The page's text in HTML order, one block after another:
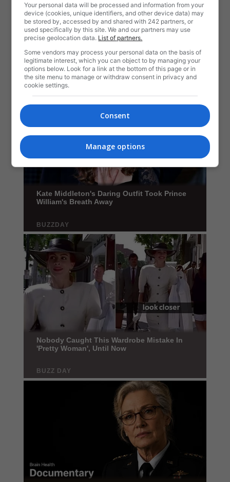
Your personal data will be processed and information from your
device (cookies, unique identifiers, and other device data) may
be stored by, accessed by and shared with 242 partners, or
used specifically by this site. We and our partners may use
precise geolocation data. List of partners.
Some vendors may process your personal data on the basis of
legitimate interest, which you can object to by managing your
options below. Look for a link at the bottom of this page or in
the site menu to manage or withdraw consent in privacy and
cookie settings.
Consent
Manage options